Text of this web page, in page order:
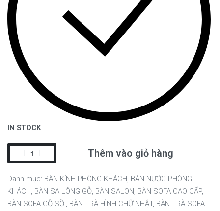
IN STOCK
Thêm vào giỏ hàng
Danh mục: BÀN KÍNH PHÒNG KHÁCH, BÀN NƯỚC PHÒNG
KHÁCH, BÀN SA LÔNG GỖ, BÀN SALON, BÀN SOFA CAO CẤP,
BÀN SOFA GỖ SỒI , BÀN TRÀ HÌNH CHỮ NHẬT, BÀN TRÀ SOFA